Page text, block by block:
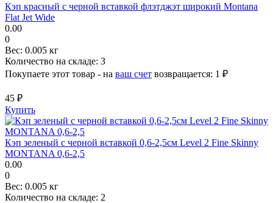
Кэп красный с черной вставкой флэтджэт широкий Montana
Flat Jet Wide
0.00
0
Вес: 0.005 кг
Количество на складе: 3
Покупаете этот товар - на ваш счет возвращается: 1 ₽
45 ₽
Купить
Кэп зеленый с черной вставкой 0,6-2,5см Level 2 Fine Skinny
MONTANA 0,6-2,5
0.00
0
Вес: 0.005 кг
Количество на складе: 2